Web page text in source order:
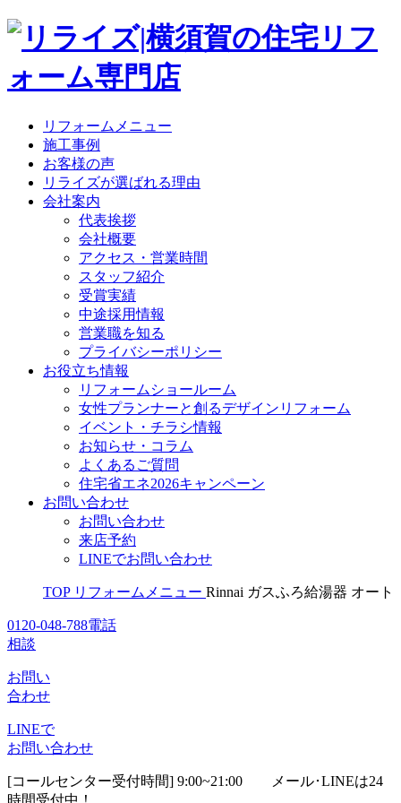
リフォームメニュー
施工事例
お客様の声
リライズが選ばれる理由
会社案内
代表挨拶
会社概要
アクセス・営業時間
スタッフ紹介
受賞実績
中途採用情報
営業職を知る
プライバシーポリシー
お役立ち情報
リフォームショールーム
女性プランナーと創るデザインリフォーム
イベント・チラシ情報
お知らせ・コラム
よくあるご質問
住宅省エネ2026キャンペーン
お問い合わせ
お問い合わせ
来店予約
LINEでお問い合わせ
TOP リフォームメニュー Rinnai ガスふろ給湯器 オート
0120-048-788電話
相談
お問い
合わせ
LINEで
お問い合わせ
[コールセンター受付時間] 9:00~21:00 メール･LINEは24
時間受付中！